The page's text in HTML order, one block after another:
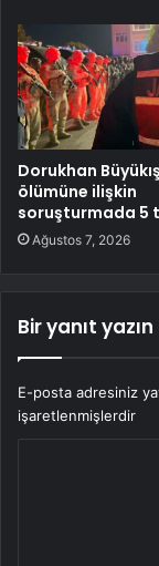
Dorukhan
ölümüne ilişkin
soruşturmada 5
Ağustos 7, 2026
Bir yanıt yazın
E-posta adresiniz
işaretlenmişlerdir